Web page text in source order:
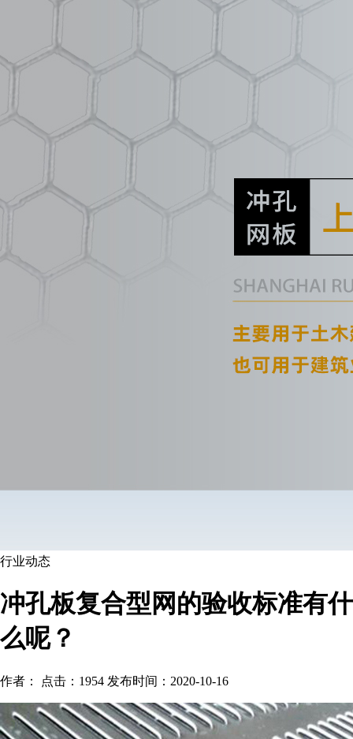
行业动态
冲孔板复合型网的验收标准有什
么呢？
作者： 点击：1954 发布时间：2020-10-16